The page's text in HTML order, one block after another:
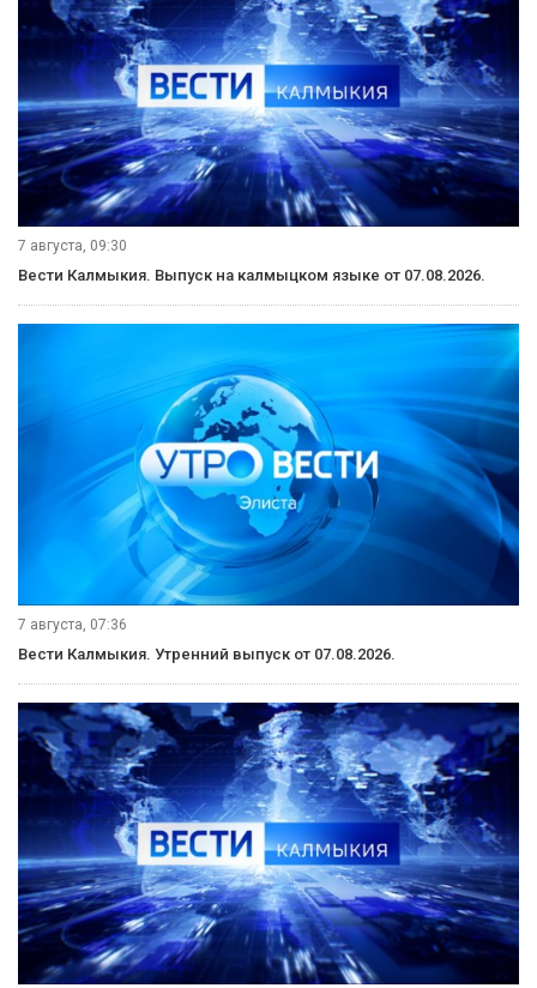
7 августа, 09:30
Вести Калмыкия. Выпуск на калмыцком языке от 07.08.2026.
7 августа, 07:36
Вести Калмыкия. Утренний выпуск от 07.08.2026.